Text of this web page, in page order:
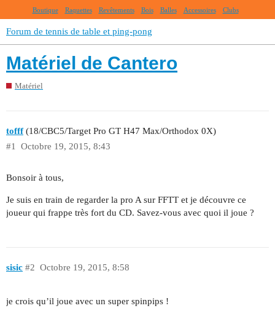
Boutique Raquettes Revêtements Bois Balles Accessoires Clubs
Forum de tennis de table et ping-pong
Matériel de Cantero
Matériel
tofff(18/CBC5/Target Pro GT H47 Max/Orthodox 0X)
Octobre 19, 2015, 8:43
#1
Bonsoir à tous,
Je suis en train de regarder la pro A sur FFTT et je découvre ce
joueur qui frappe très fort du CD. Savez-vous avec quoi il joue ?
sisic Octobre 19, 2015, 8:58
#2
je crois qu’il joue avec un super spinpips !